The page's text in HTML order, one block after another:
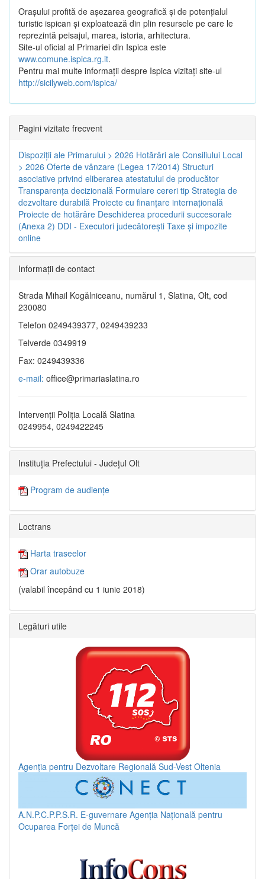
Oraşului profită de aşezarea geografică şi de potenţialul
turistic ispican şi exploatează din plin resursele pe care le
reprezintă peisajul, marea, istoria, arhitectura.
Site-ul oficial al Primariei din Ispica este
www.comune.ispica.rg.it.
Pentru mai multe informaţii despre Ispica vizitaţi site-ul
http://sicilyweb.com/ispica/
Pagini vizitate frecvent
Dispoziţii ale Primarului > 2026 Hotărâri ale Consiliului Local
> 2026 Oferte de vânzare (Legea 17/2014) Structuri
asociative privind eliberarea atestatului de producător
Transparenţa decizională Formulare cereri tip Strategia de
dezvoltare durabilă Proiecte cu finanţare internaţională
Proiecte de hotărâre Deschiderea procedurii succesorale
(Anexa 2) DDI - Executori judecătorești Taxe şi impozite
online
Informaţii de contact
Strada Mihail Kogălniceanu, numărul 1, Slatina, Olt, cod
230080
Telefon 0249439377, 0249439233
Telverde 0349919
Fax: 0249439336
e-mail: office@primariaslatina.ro
Intervenții Poliția Locală Slatina
0249954, 0249422245
Instituția Prefectului - Județul Olt
Program de audiențe
Loctrans
Harta traseelor
Orar autobuze
(valabil începând cu 1 iunie 2018)
Legături utile
Agenția pentru Dezvoltare Regională Sud-Vest Oltenia
A.N.P.C.P.P.S.R. E-guvernare Agenția Națională pentru
Ocuparea Forței de Muncă